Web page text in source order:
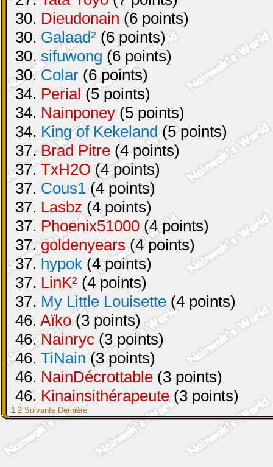
30. Dieudonain (6 points)
30. Galaad² (6 points)
30.sifuwong (6 points)
30.Colar (6 points)
34. Perial (5 points)
34. Nainponey (5 points)
34. King of Kekeland(5 points)
37.Brad Pitre (4 points)
37.TxH2O (4 points)
37. Cous1 (4 points)
37. Lasbz (4 points)
37. Phoenix51000 (4 points)
37.goldenyears(4 points)
37. hypok (4 points)
37. LinK² (4 points)
37. My Little Louisette (4 points)
46. Aïko(3 points)
46.Nainryc (3 points)
46. TiNain (3 points)
46. NainDécrottable (3 points)
46. Kinainsithérapeute(3 points)
1 2 Suivante Dernière